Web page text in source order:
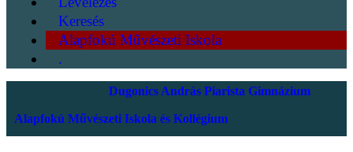
Keresés
Alapfokú Művészeti Iskola
.
Dugonics András Piarista Gimnázium
Alapfokú Művészeti Iskola és Kollégium